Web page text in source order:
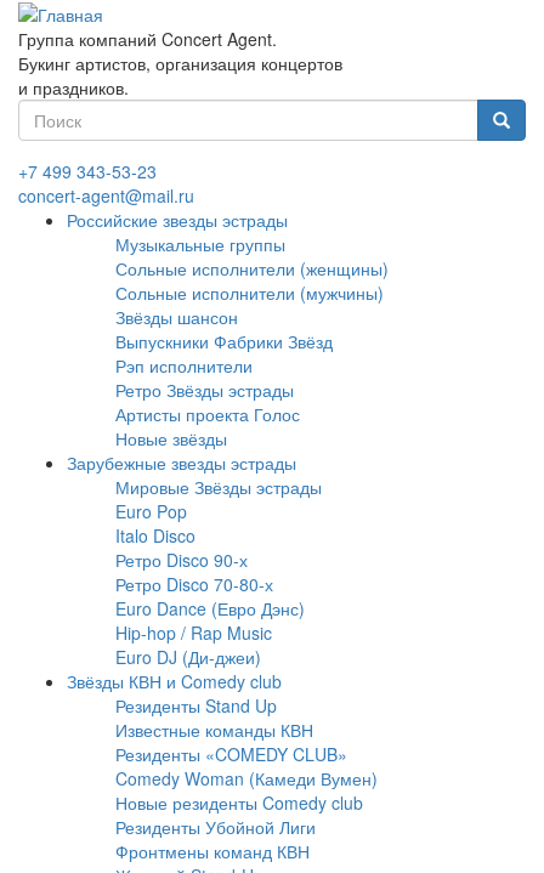
Перейти
основному
содержанию
Группа компаний Concert Agent.
Букинг артистов, организация концертов
и праздников.
Форма
поиска
+7 499 343-53-23
concert-agent@mail.ru
Российские звезды эстрады
Музыкальные группы
Сольные исполнители (женщины)
Сольные исполнители (мужчины)
Звёзды шансон
Выпускники Фабрики Звёзд
Рэп исполнители
Ретро Звёзды эстрады
Артисты проекта Голос
Новые звёзды
Зарубежные звезды эстрады
Мировые Звёзды эстрады
Euro Pop
Italo Disco
Ретро Disco 90-х
Ретро Disco 70-80-х
Euro Dance (Евро Дэнс)
Hip-hop / Rap Music
Euro DJ (Ди-джеи)
Звёзды КВН и Comedy club
Резиденты Stand Up
Известные команды КВН
Резиденты «COMEDY CLUB»
Comedy Woman (Камеди Вумен)
Новые резиденты Comedy club
Резиденты Убойной Лиги
Фронтмены команд КВН